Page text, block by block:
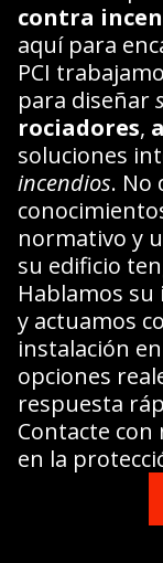
contra
aquí para
PCI
para diseñar
rociadores,
soluciones
incendios. No
normativo y
su edificio
Hablamos
y actuamos
instalación
opciones
respuesta
Contacte
en la